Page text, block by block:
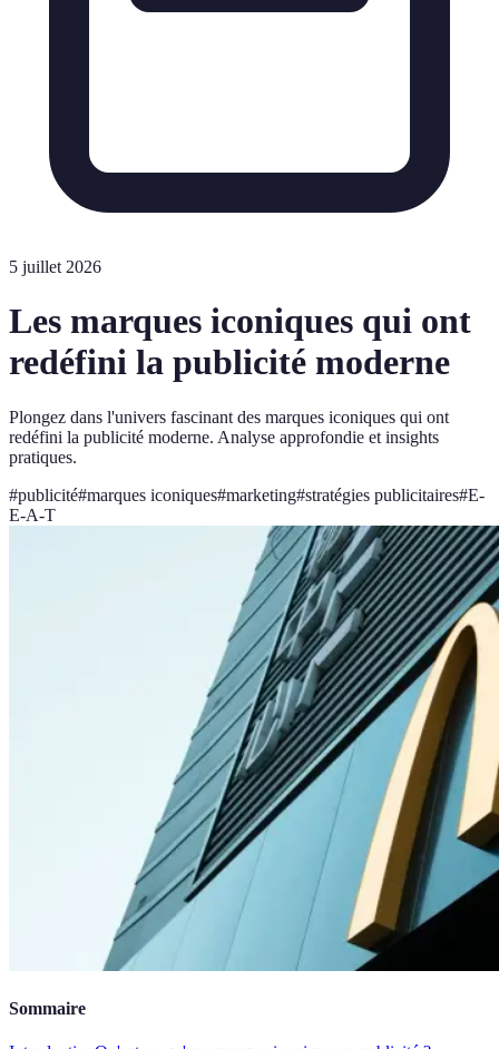
5 juillet 2026
Les marques iconiques qui ont
redéfini la publicité moderne
Plongez dans l'univers fascinant des marques iconiques qui ont
redéfini la publicité moderne. Analyse approfondie et insights
pratiques.
#publicité#marques iconiques#marketing#stratégies publicitaires#E-
E-A-T
Sommaire